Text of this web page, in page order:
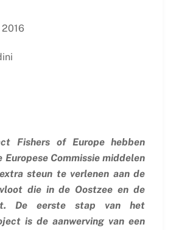
Fishers of Europe hebben
Europese Commissie middelen
steun te verlenen aan de
die in de Oostzee en de
De eerste stap van het
is de aanwerving van een